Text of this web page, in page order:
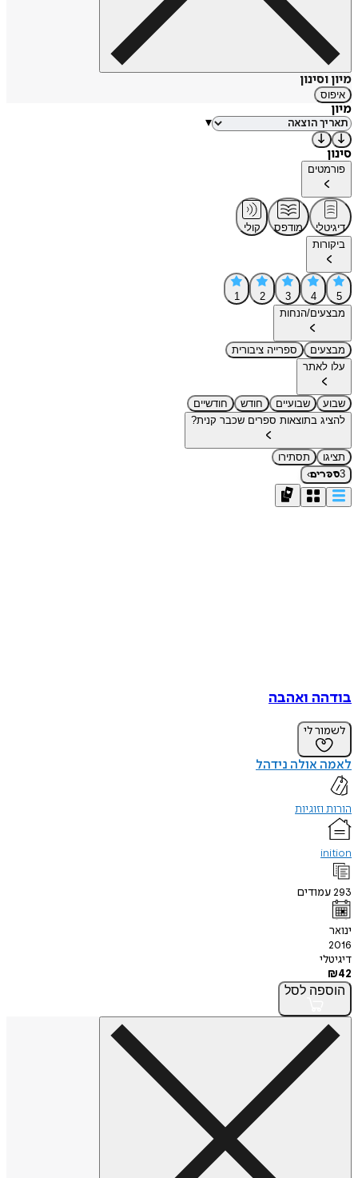
מיון וסינון
איפוס
מיון
▾
סינון
פורמטים
דיגיטלי מודפס
קולי
ביקורות
5
4
3
2
1
מבצעים/הנחות
מבצעים
ספרייה ציבורית
עלו לאתר
שבוע שבועיים חודש
חודשיים
להציג בתוצאות ספרים שכבר קנית?
תציגו
תסתירו
3ספרים›
בודהה ואהבה
לשמור לי
לאמה אולה נידהל
הורות וזוגיות
inition
293עמודים
ינואר
2016
דיגיטלי
₪42
הוספה לסל